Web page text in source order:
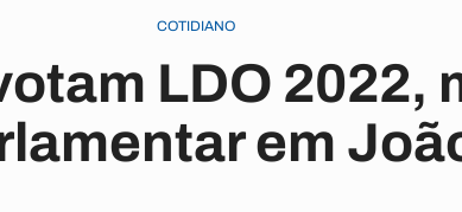
COTIDIANO
LDO 2022,
em